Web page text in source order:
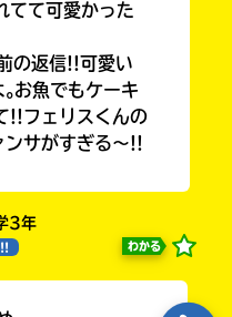
てて可愛かった
の返信!!可愛い
お魚でもケーキ
!!フェリスくんの
サがすぎる〜!!
3年
わかる